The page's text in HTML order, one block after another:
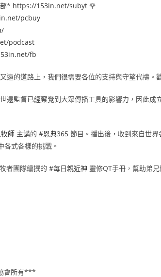
* https://153in.net/subyt 🌹
pcbuy
podcast
fb
遠的道路上，我們很需要各位的支持與守望代禱。
遠監督已經察覺到大眾傳播工具的影響力，因此
師​ 主講的 #恩典365​ 節目。播出後，收到來自世
各式各樣的挑戰。
者團隊編撰的 #每日親近神​ 靈修QT手冊，幫助弟
會所有***